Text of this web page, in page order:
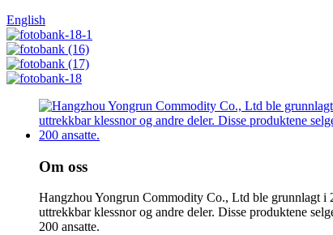
English
Om oss
Hangzhou Yongrun Commodity Co., Ltd ble grunnlagt i
uttrekkbar klessnor og andre deler. Disse produktene
200 ansatte.